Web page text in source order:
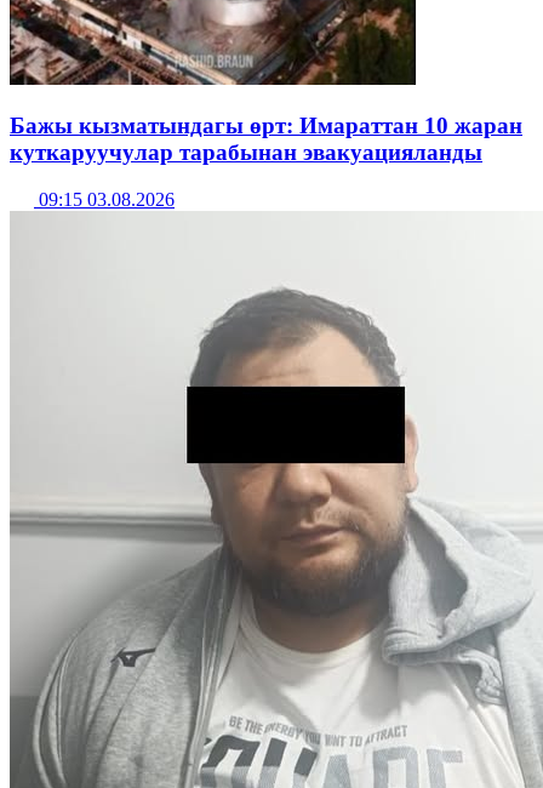
Бажы кызматындагы өрт: Имараттан 10 жаран
куткаруучулар тарабынан эвакуацияланды
09:15 03.08.2026